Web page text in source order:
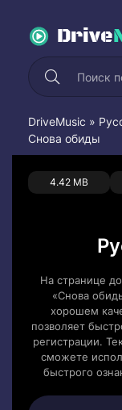
Drive
DriveMusic »
Снова обиды
4.42 MB
На странице
«Снова
хорошем
позволяет
регистрации.
сможете
быстрого